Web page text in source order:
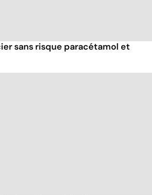
sans risque paracétamol et